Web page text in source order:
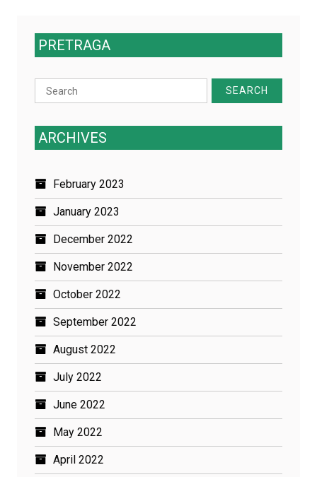
PRETRAGA
Search
for:
ARCHIVES
February 2023
January 2023
December 2022
November 2022
October 2022
September 2022
August 2022
July 2022
June 2022
May 2022
April 2022